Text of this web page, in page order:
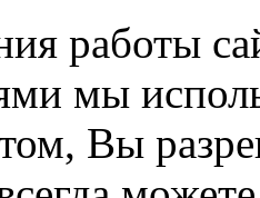
работы
мы
Вы